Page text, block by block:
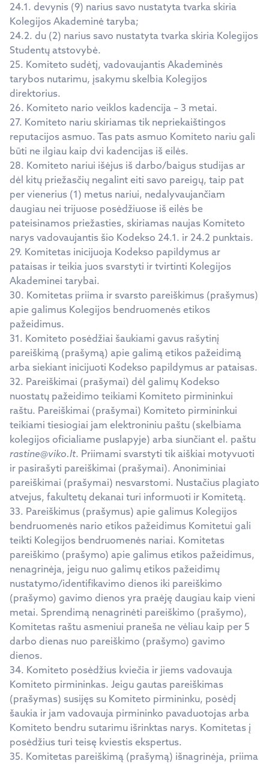
24.1. devynis (9) narius savo nustatyta tvarka skiria
Kolegijos Akademinė taryba;
24.2. du (2) narius savo nustatyta tvarka skiria Kolegijos
Studentų atstovybė.
25. Komiteto sudėtį, vadovaujantis Akademinės
tarybos nutarimu, įsakymu skelbia Kolegijos
direktorius.
26. Komiteto nario veiklos kadencija – 3 metai.
27. Komiteto nariu skiriamas tik nepriekaištingos
reputacijos asmuo. Tas pats asmuo Komiteto nariu gali
būti ne ilgiau kaip dvi kadencijas iš eilės.
28. Komiteto nariui išėjus iš darbo/baigus studijas ar
dėl kitų priežasčių negalint eiti savo pareigų, taip pat
per vienerius (1) metus nariui, nedalyvaujančiam
daugiau nei trijuose posėdžiuose iš eilės be
pateisinamos priežasties, skiriamas naujas Komiteto
narys vadovaujantis šio Kodekso 24.1. ir 24.2 punktais.
29. Komitetas inicijuoja Kodekso papildymus ar
pataisas ir teikia juos svarstyti ir tvirtinti Kolegijos
Akademinei tarybai.
30. Komitetas priima ir svarsto pareiškimus (prašymus)
apie galimus Kolegijos bendruomenės etikos
pažeidimus.
31. Komiteto posėdžiai šaukiami gavus rašytinį
pareiškimą (prašymą) apie galimą etikos pažeidimą
arba siekiant inicijuoti Kodekso papildymus ar pataisas.
32. Pareiškimai (prašymai) dėl galimų Kodekso
nuostatų pažeidimo teikiami Komiteto pirmininkui
raštu. Pareiškimai (prašymai) Komiteto pirmininkui
teikiami tiesiogiai jam elektroniniu paštu (skelbiama
kolegijos oficialiame puslapyje) arba siunčiant el. paštu
rastine@viko.lt. Priimami svarstyti tik aiškiai motyvuoti
ir pasirašyti pareiškimai (prašymai). Anoniminiai
pareiškimai (prašymai) nesvarstomi. Nustačius plagiato
atvejus, fakultetų dekanai turi informuoti ir Komitetą.
33. Pareiškimus (prašymus) apie galimus Kolegijos
bendruomenės nario etikos pažeidimus Komitetui gali
teikti Kolegijos bendruomenės nariai. Komitetas
pareiškimo (prašymo) apie galimus etikos pažeidimus,
nenagrinėja, jeigu nuo galimų etikos pažeidimų
nustatymo/identifikavimo dienos iki pareiškimo
(prašymo) gavimo dienos yra praėję daugiau kaip vieni
metai. Sprendimą nenagrinėti pareiškimo (prašymo),
Komitetas raštu asmeniui praneša ne vėliau kaip per 5
darbo dienas nuo pareiškimo (prašymo) gavimo
dienos.
34. Komiteto posėdžius kviečia ir jiems vadovauja
Komiteto pirmininkas. Jeigu gautas pareiškimas
(prašymas) susijęs su Komiteto pirmininku, posėdį
šaukia ir jam vadovauja pirmininko pavaduotojas arba
Komiteto bendru sutarimu išrinktas narys. Komitetas į
posėdžius turi teisę kviestis ekspertus.
35. Komitetas pareiškimą (prašymą) išnagrinėja, priima